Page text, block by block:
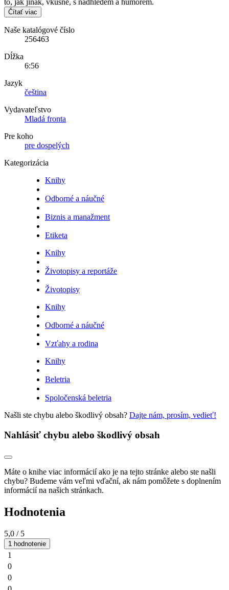
to, jak jinak, vkusně, s nadhledem a humorem.
Čítať viac
Naše katalógové číslo
256463
Dĺžka
6:56
Jazyk
čeština
Vydavateľstvo
Mladá fronta
Pre koho
pre dospelých
Kategorizácia
Knihy
Odborné a náučné
Biznis a manažment
Etiketa
Knihy
Životopisy a reportáže
Životopisy
Knihy
Odborné a náučné
Vzťahy a rodina
Knihy
Beletria
Spoločenská beletria
Našli ste chybu alebo škodlivý obsah? Dajte nám, prosím, vedieť!
Nahlásiť chybu alebo škodlivý obsah
Máte o knihe viac informácií ako je na tejto stránke alebo ste našli
chybu? Budeme vám veľmi vďační, ak nám pomôžete s doplnením
informácií na našich stránkach.
Hodnotenia
5,0 / 5
1 hodnotenie
1
0
0